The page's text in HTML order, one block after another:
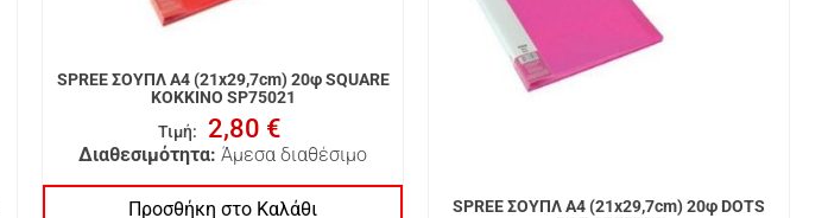
SPREE ΣΟΥΠΛ A4 (21x29,7cm) 20φ SQUARE
ΚΟΚΚΙΝΟ SP75021
Τιμή: 2,80 €
Διαθεσιμότητα: Άμεσα διαθέσιμο
Προσθήκη στο Καλάθι
SPREE ΣΟΥΠΛ A4 (21x29,7cm) 20φ DOTS